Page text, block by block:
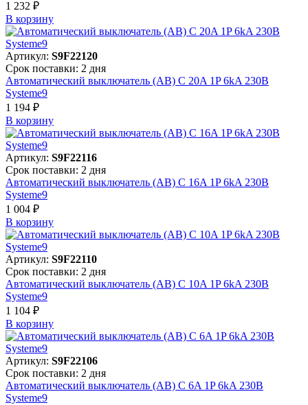
1 232 ₽
В корзинy
Артикул: S9F22120
Срок поставки: 2 дня
Автоматический выключатель (АВ) C 20A 1P 6kA 230В
Systeme9
1 194 ₽
В корзинy
Артикул: S9F22116
Срок поставки: 2 дня
Автоматический выключатель (АВ) C 16A 1P 6kA 230В
Systeme9
1 004 ₽
В корзинy
Артикул: S9F22110
Срок поставки: 2 дня
Автоматический выключатель (АВ) C 10A 1P 6kA 230В
Systeme9
1 104 ₽
В корзинy
Артикул: S9F22106
Срок поставки: 2 дня
Автоматический выключатель (АВ) C 6A 1P 6kA 230В
Systeme9